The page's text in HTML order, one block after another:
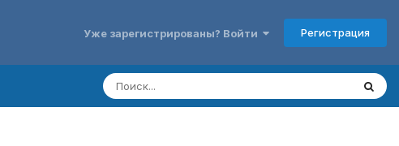
Уже зарегистрированы? Войти Регистрация